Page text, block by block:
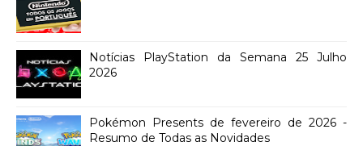
Notícias PlayStation da Semana 25 Julho
2026
Pokémon Presents de fevereiro de 2026 -
Resumo de Todas as Novidades